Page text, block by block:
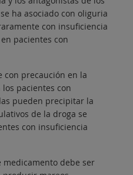
ha asociado con oliguria
con insuficiencia
pacientes con
con precaución en la
pacientes con
pueden precipitar la
de la droga se
con insuficiencia
medicamento debe ser